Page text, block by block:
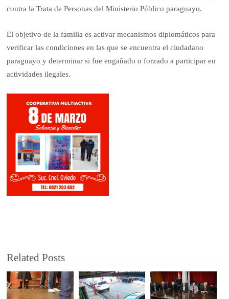
contra la Trata de Personas del Ministerio Público paraguayo.
El objetivo de la familia es activar mecanismos diplomáticos para
verificar las condiciones en las que se encuentra el ciudadano
paraguayo y determinar si fue engañado o forzado a participar en
actividades ilegales.
Related Posts